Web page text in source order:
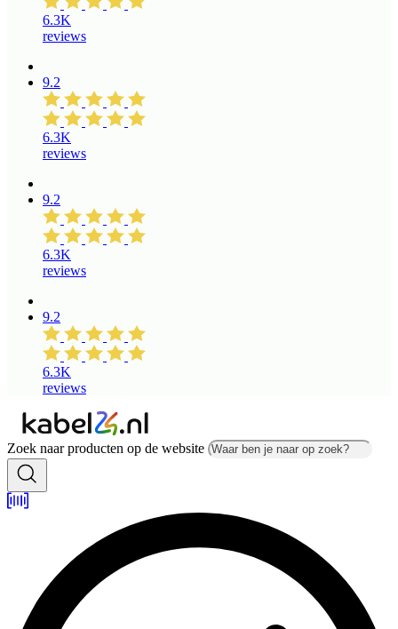
6.3K
reviews
9.2
6.3K
reviews
9.2
6.3K
reviews
9.2
6.3K
reviews
Zoek naar producten op de website